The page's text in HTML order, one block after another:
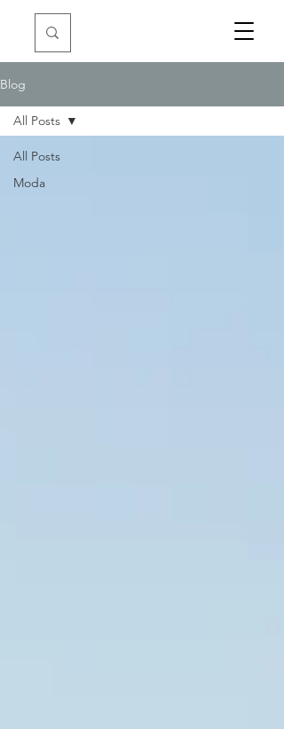
Blog
All Posts
Moda
All Posts